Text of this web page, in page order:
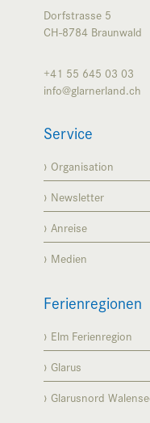
Dorfstrasse 5
CH-8784 Braunwald
+41 55 645 03 03
info@glarnerland.ch
Service
Organisation
Newsletter
Anreise
Medien
Ferienregionen
Elm Ferienregion
Glarus
Glarusnord